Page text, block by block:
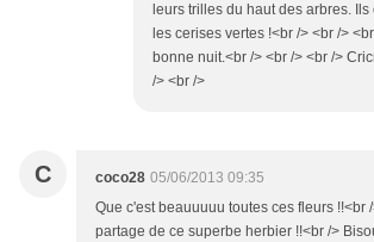
leurs trilles du haut des arbres.
les cerises vertes !<br /> <br />
bonne nuit.<br /> <br /> <br />
/> <br />
C coco28 05/06/2013 09:35
Que c'est beauuuuu toutes ces fleurs !!<br
partage de ce superbe herbier !!<br />